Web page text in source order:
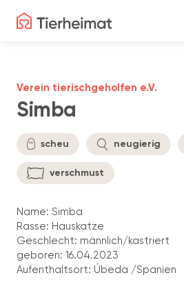
Simba
Verein tierischgeholfen e.V.
scheu neugierig
verschmust
Name: Simba
Rasse: Hauskatze
Geschlecht: männlich/kastriert
geboren: 16.04.2023
Aufenthaltsort: Úbeda /Spanien